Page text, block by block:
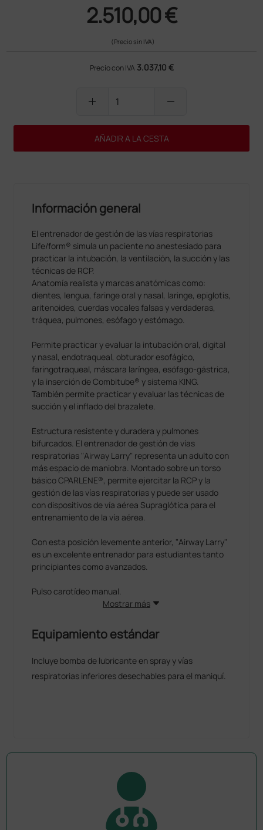
2.510,00 €
(Precio sin IVA)
Precio con IVA 3.037,10 €
add remove
AÑADIR A LA CESTA
Información general
El entrenador de gestión de las vías respiratorias
Life/form® simula un paciente no anestesiado para
practicar la intubación, la ventilación, la succión y las
técnicas de RCP.
Anatomía realista y marcas anatómicas como:
dientes, lengua, faringe oral y nasal, laringe, epiglotis,
aritenoides, cuerdas vocales falsas y verdaderas,
tráquea, pulmones, esófago y estómago.
Permite practicar y evaluar la intubación oral, digital
y nasal, endotraqueal, obturador esofágico,
faringotraqueal, máscara laríngea, esófago-gástrica,
y la inserción de Combitube® y sistema KING.
También permite practicar y evaluar las técnicas de
succión y el inflado del brazalete.
Estructura resistente y duradera y pulmones
bifurcados. El entrenador de gestión de vías
respiratorias "Airway Larry" representa un adulto con
más espacio de maniobra. Montado sobre un torso
básico CPARLENE®, permite ejercitar la RCP y la
gestión de las vías respiratorias y puede ser usado
con dispositivos de vía aérea Supraglótica para el
entrenamiento de la vía aérea.
Con esta posición levemente anterior, "Airway Larry"
es un excelente entrenador para estudiantes tanto
principiantes como avanzados.
Pulso carotídeo manual.
Mostrar más
Equipamiento estándar
Incluye bomba de lubricante en spray y vías
respiratorias inferiores desechables para el maniquí.